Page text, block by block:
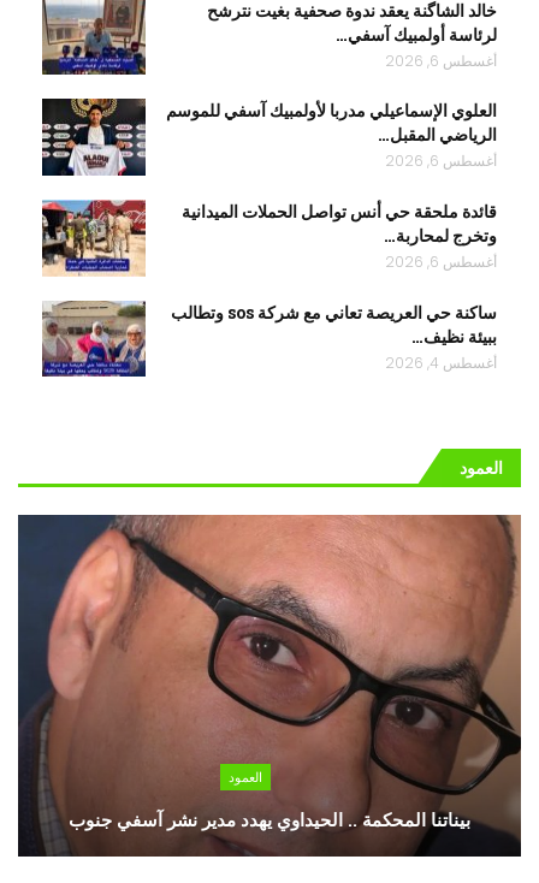
خالد الشاگنة يعقد ندوة صحفية بغيت نترشح
لرئاسة أولمبيك آسفي…
أغسطس 6, 2026
العلوي الإسماعيلي مدربا لأولمبيك آسفي للموسم
الرياضي المقبل…
أغسطس 6, 2026
قائدة ملحقة حي أنس تواصل الحملات الميدانية
وتخرج لمحاربة…
أغسطس 6, 2026
ساكنة حي العريصة تعاني مع شركة sos وتطالب
ببيئة نظيف…
أغسطس 4, 2026
العمود
العمود
بيناتنا المحكمة .. الحيداوي يهدد مدير نشر آسفي جنوب